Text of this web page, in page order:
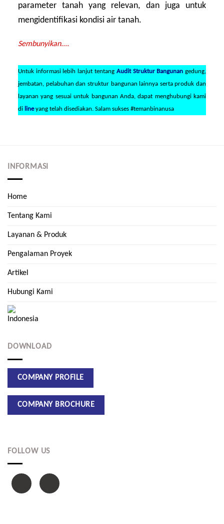
parameter tanah yang relevan, dan juga untuk
mengidentifikasi kondisi air tanah.
Sembunyikan....
Untuk informasi lebih lanjut tentang Audit Struktur Bangunan gedung,
jembatan, pelabuhan dan struktur bangunan lainnya serta produk dan
layanan yang sesuai untuk bangunan Anda, dapat menghubungi kami
di lineyang telah disediakan. Salam sukses #temanbinanusa
INFORMASI
Home
Tentang Kami
Layanan & Produk
Pengalaman Proyek
Artikel
Hubungi Kami
DOWNLOAD
FOLLOW US